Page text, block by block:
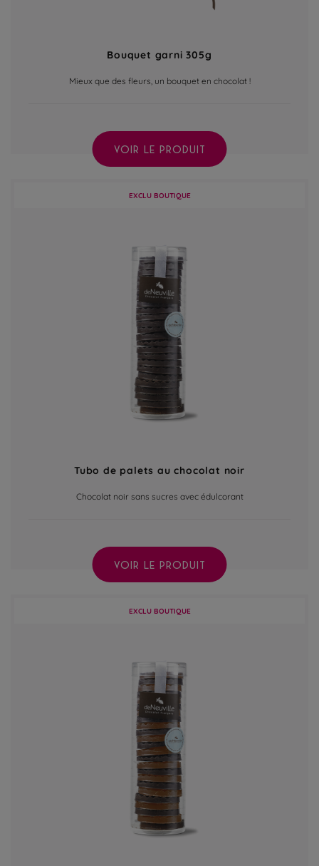
Bouquet garni 305g
Mieux que des fleurs, un bouquet en chocolat !
VOIR LE PRODUIT
EXCLU BOUTIQUE
Tubo de palets au chocolat noir
Chocolat noir sans sucres avec édulcorant
VOIR LE PRODUIT
EXCLU BOUTIQUE